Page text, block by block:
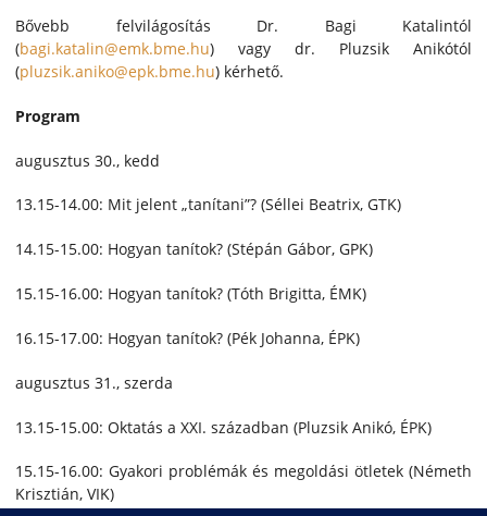
Bővebb felvilágosítás Dr. Bagi Katalintól
(bagi.katalin@emk.bme.hu) vagy dr. Pluzsik Anikótól
(pluzsik.aniko@epk.bme.hu) kérhető.
Program
augusztus 30., kedd
13.15-14.00: Mit jelent „tanítani”? (Séllei Beatrix, GTK)
14.15-15.00: Hogyan tanítok? (Stépán Gábor, GPK)
15.15-16.00: Hogyan tanítok? (Tóth Brigitta, ÉMK)
16.15-17.00: Hogyan tanítok? (Pék Johanna, ÉPK)
augusztus 31., szerda
13.15-15.00: Oktatás a XXI. században (Pluzsik Anikó, ÉPK)
15.15-16.00: Gyakori problémák és megoldási ötletek (Németh
Krisztián, VIK)